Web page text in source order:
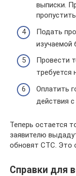
выписки.
Подать
изучаемой
Провести
требуется
Оплатить
действия
Теперь остается
заявителю
обновят СТС. Это
Справки для